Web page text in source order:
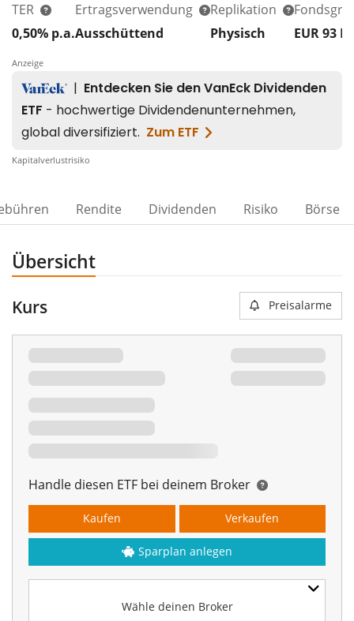
TER
0,50% p.a.
Ertragsverwendung
Ausschüttend
Replikation
Physisch
EUR 93
Anzeige
Kapitalverlustrisiko
Rendite Dividenden Risiko Börse
Übersicht
Kurs Preisalarme
Handle diesen ETF bei deinem Broker
Wähle deinen Broker
Kaufen Verkaufen
Sparplan anlegen